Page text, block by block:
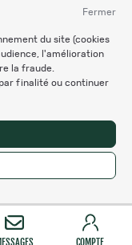
Fermer
du site (cookies
l'amélioration
la fraude.
finalité ou continuer
COMPTE
N°CNIL: 1239459.
à leurs propriétaires